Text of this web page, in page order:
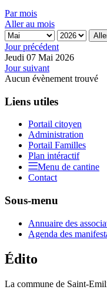
Par mois
Aller au mois
Jour précédent
Jeudi 07 Mai 2026
Jour suivant
Aucun évènement trouvé
Liens utiles
Portail citoyen
Administration
Portail Familles
Plan intéractif
Menu de cantine
Contact
Sous-menu
Annuaire des
Agenda des
Édito
La commune de Saint-